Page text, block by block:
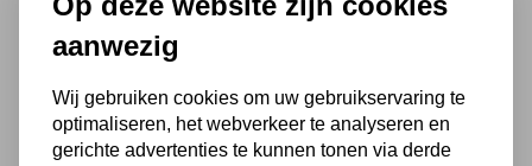
Straalkop 5mm
53,12
43,90 excl. BTW
aanwezig
Wij gebruiken cookies om uw gebruikservaring te
optimaliseren, het webverkeer te analyseren en
gerichte advertenties te kunnen tonen via derde